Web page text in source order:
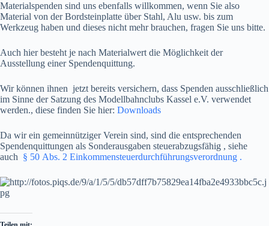
Materialspenden sind uns ebenfalls willkommen, wenn Sie also
Material von der Bordsteinplatte über Stahl, Alu usw. bis zum
Werkzeug haben und dieses nicht mehr brauchen, fragen Sie uns bitte.
Auch hier besteht je nach Materialwert die Möglichkeit der
Ausstellung einer Spendenquittung.
Wir können ihnen jetzt bereits versichern, dass Spenden ausschließlich
im Sinne der Satzung des Modellbahnclubs Kassel e.V. verwendet
werden., diese finden Sie hier: Downloads
Da wir ein gemeinnütziger Verein sind, sind die entsprechenden
Spendenquittungen als Sonderausgaben steuerabzugsfähig , siehe
auch § 50 Abs. 2 Einkommensteuerdurchführungsverordnung .